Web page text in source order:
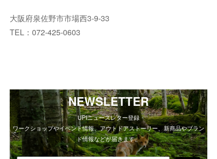
大阪府泉佐野市市場西3-9-33
TEL：072-425-0603
NEWSLETTER
UPIニュースレター登録
ワークショップやイベント情報、アウトドアストーリー、新商品やブラン
ド情報などが届きます。